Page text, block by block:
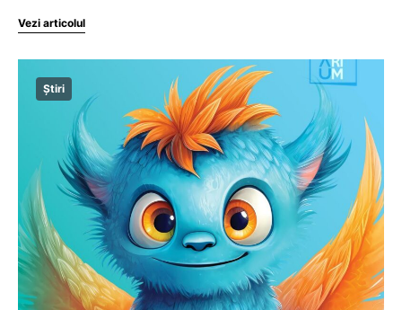
Vezi articolul
Știri